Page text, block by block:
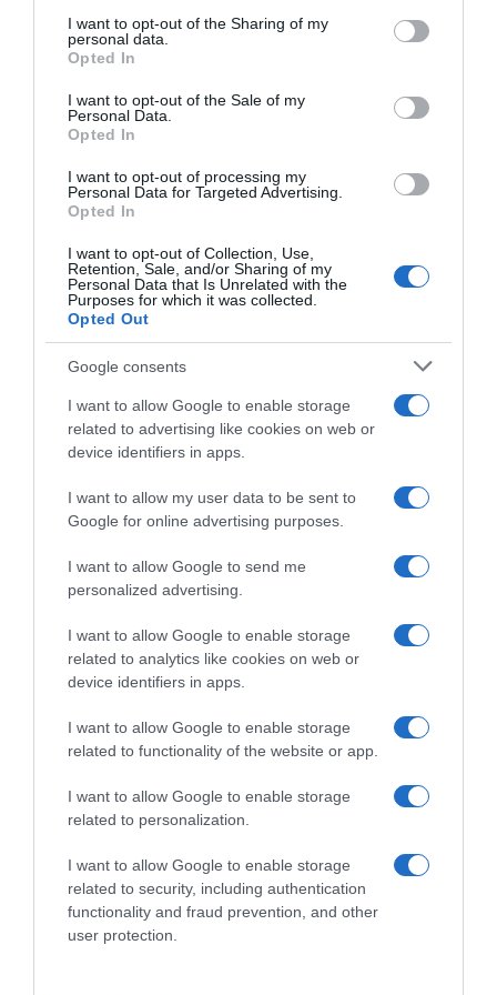
not limited to your visit or usage behaviour. You may click to
grant or deny consent to Google and its third-party tags to
use your data for below specified purposes in below Google
consent section.
I want to opt-out of the Sharing of my
personal data.
Opted In
I want to opt-out of the Sale of my
Personal Data.
Opted In
I want to opt-out of processing my
Personal Data for Targeted Advertising.
Opted In
I want to opt-out of Collection, Use,
Retention, Sale, and/or Sharing of my
Personal Data that Is Unrelated with the
Purposes for which it was collected.
Opted Out
Google consents
I want to allow Google to enable storage
related to advertising like cookies on web or
device identifiers in apps.
I want to allow my user data to be sent to
Google for online advertising purposes.
I want to allow Google to send me
personalized advertising.
I want to allow Google to enable storage
related to analytics like cookies on web or
device identifiers in apps.
I want to allow Google to enable storage
related to functionality of the website or app.
I want to allow Google to enable storage
related to personalization.
I want to allow Google to enable storage
related to security, including authentication
functionality and fraud prevention, and other
user protection.
moldes e laminação de peças monolíticos.
Pedro Abreu, Mestre em Engenharia
Mecânica na Faculdade de Engenharia da
Universidade do Porto, assume as funções de
Engenheiro de Produção na Adamastor. Com
CAD, CAM e FEA, conta, também, com
conhecimentos teórico-práticos dos processos
de fabrico de peças em materiais compósitos.
Ricardo Quintas, formado em Gestão e
Administração pelo Instituto Superior de
Administração e Gestão, é o Diretor Executivo
(CEO) e um dos fundadores da Adamastor.
Com uma vasta experiência em cargos de
Direção e Gestão de várias empresas nas mais
variadas áreas de negócio, Ricardo Quintas é
Adamastor.
Samuel Busovsky, formado em Industrial
Design & Technology pela Brunel University
London, é o Diretor de Design da Adamastor
desde julho de 2019. Conta com uma vasta
experiência com software de modelação CAD
e é o responsável pelo design do interior do
novo automóvel da Adamastor, incluindo
todas as suas fases de conceção, desde o